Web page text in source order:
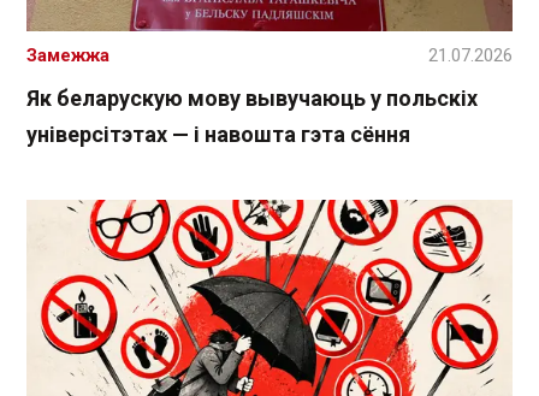
Як беларускую мову вывучаюць у польскіх
універсітэтах — і навошта гэта сёння
Замежжа 21.07.2026